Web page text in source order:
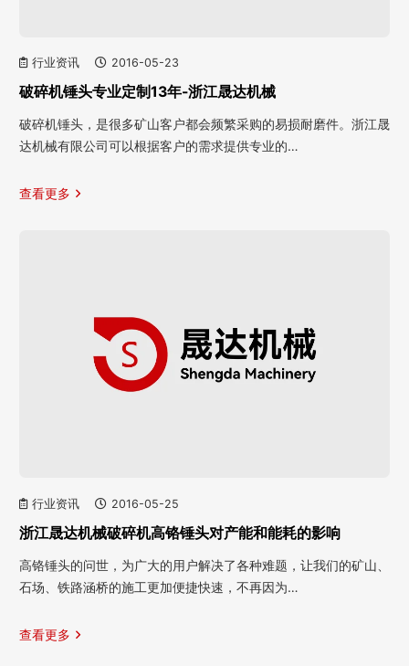
行业资讯 2016-05-23
破碎机锤头专业定制13年-浙江晟达机械
破碎机锤头，是很多矿山客户都会频繁采购的易损耐磨件。浙江晟
达机械有限公司可以根据客户的需求提供专业的…
查看更多
行业资讯 2016-05-25
浙江晟达机械破碎机高铬锤头对产能和能耗的影响
高铬锤头的问世，为广大的用户解决了各种难题，让我们的矿山、
石场、铁路涵桥的施工更加便捷快速，不再因为…
查看更多